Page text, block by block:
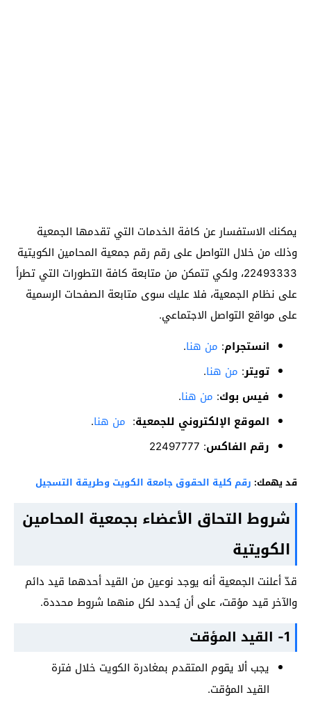
يمكنك الاستفسار عن كافة الخدمات التي تقدمها الجمعية
وذلك من خلال التواصل على رقم رقم جمعية المحامين الكويتية
22493333، ولكي تتمكن من متابعة كافة التطورات التي تطرأ
على نظام الجمعية، فلا عليك سوى متابعة الصفحات الرسمية
على مواقع التواصل الاجتماعي.
انستجرام: من هنا.
تويتر: من هنا.
فيس بوك: من هنا.
الموقع الإلكتروني للجمعية: من هنا.
رقم الفاكس: 22497777
قد يهمك: رقم كلية الحقوق جامعة الكويت وطريقة التسجيل
شروط التحاق الأعضاء بجمعية المحامين
الكويتية
قدّ أعلنت الجمعية أنه يوجد نوعين من القيد أحدهما قيد دائم
والآخر قيد مؤقت، على أن يُحدد لكل منهما شروط محددة.
1- القيد المؤقت
يجب ألا يقوم المتقدم بمغادرة الكويت خلال فترة
القيد المؤقت.